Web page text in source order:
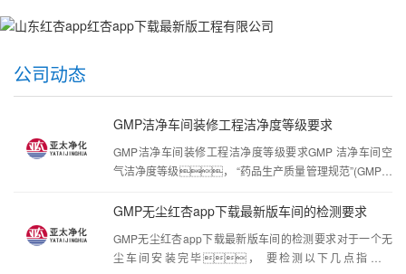
公司动态
GMP洁净车间装修工程洁净度等级要求
GMP洁净车间装修工程洁净度等级要求GMP 洁净车间空
气洁净度等级， “药品生产质量管理规范”(GMP）
如： 温度和相对湿度以及压差等均是由生产工艺决定
45%~65%。 在“药品生产质量管理规范”(GMP）的
实施指指南中规定的比较具体。即药
GMP无尘红杏app下载最新版车间的检测要求
GMP无尘红杏app下载最新版车间的检测要求对于一个无
尘车间安装完毕， 要检测以下几点指标要